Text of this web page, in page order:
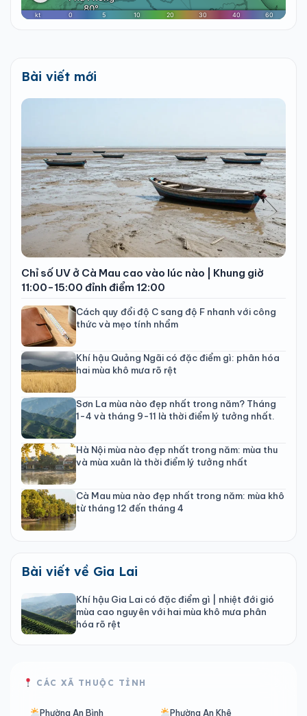
Bài viết mới
Chỉ số UV ở Cà Mau cao vào lúc nào | Khung giờ
11:00-15:00 đỉnh điểm 12:00
Cách quy đổi độ C sang độ F nhanh với công
thức và mẹo tính nhẩm
Khí hậu Quảng Ngãi có đặc điểm gì: phân hóa
hai mùa khô mưa rõ rệt
Sơn La mùa nào đẹp nhất trong năm? Tháng
1-4 và tháng 9-11 là thời điểm lý tưởng nhất.
Hà Nội mùa nào đẹp nhất trong năm: mùa thu
và mùa xuân là thời điểm lý tưởng nhất
Cà Mau mùa nào đẹp nhất trong năm: mùa khô
từ tháng 12 đến tháng 4
Bài viết về Gia Lai
Khí hậu Gia Lai có đặc điểm gì | nhiệt đới gió
mùa cao nguyên với hai mùa khô mưa phân
hóa rõ rệt
CÁC XÃ THUỘC TỈNH
Phường An Bình Phường An Khê